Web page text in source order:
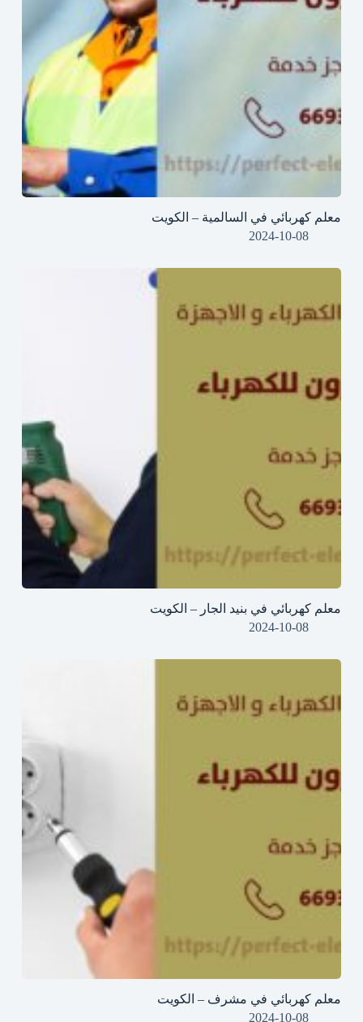
معلم كهربائي في السالمية – الكويت
2024-10-08
معلم كهربائي في بنيد الجار – الكويت
2024-10-08
معلم كهربائي في مشرف – الكويت
2024-10-08